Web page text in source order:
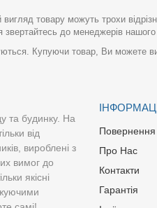
вигляд товару можуть трохи
до менеджерів нашого
Купуючи товар, Ви можете
та будинку. На
від
вироблені з
вимог до
якісні
Повернення
Про Нас
Контакти
Гарантія